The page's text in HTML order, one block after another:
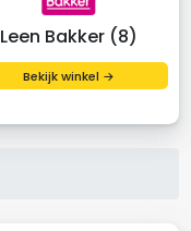
Leen Bakker (8)
Bekijk winkel →